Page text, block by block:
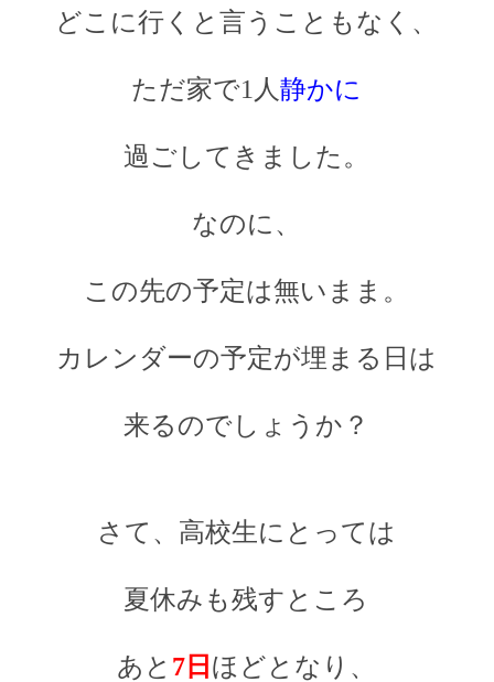
どこに行くと言うこともなく、
ただ家で1人静かに
過ごしてきました。
なのに、
この先の予定は無いまま。
カレンダーの予定が埋まる日は
来るのでしょうか？
さて、高校生にとっては
夏休みも残すところ
あと 7日 ほどとなり、